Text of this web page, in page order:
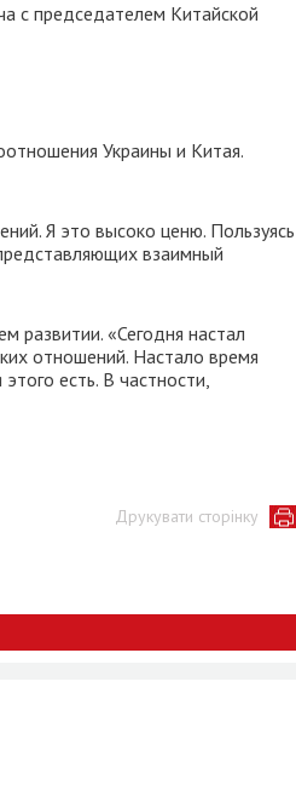
с председателем Китайской
Украины и Китая.
Я это высоко ценю. Пользуясь
взаимный
развитии. «Сегодня настал
отношений. Настало время
есть. В частности,
Друкувати сторінку